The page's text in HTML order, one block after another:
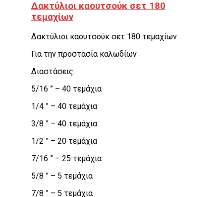
Δακτύλιοι καουτσούκ σετ 180
τεμαχίων
Δακτύλιοι καουτσούκ σετ 180 τεμαχίων
Για την προστασία καλωδίων
Διαστάσεις:
5/16 ” – 40 τεμάχια
1/4 ” – 40 τεμάχια
3/8 ” – 40 τεμάχια
1/2 ” – 20 τεμάχια
7/16 ” – 25 τεμάχια
5/8 ” – 5 τεμάχια
7/8 ” – 5 τεμάχια